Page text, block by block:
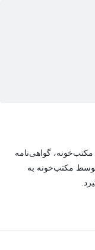
هارمونی تصویر
گانه تضاد تصویر
گواهی‌نامه
مکتب‌خونه به